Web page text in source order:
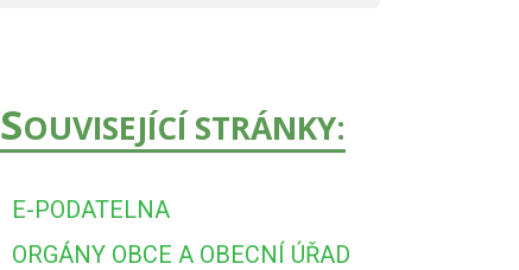
SOUVISEJÍCÍ STRÁNKY:
E-PODATELNA
ORGÁNY OBCE A OBECNÍ ÚŘAD